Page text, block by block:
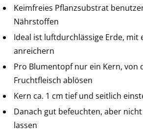
Keimfreies Pflanzsubstrat
Nährstoffen
Ideal ist luftdurchlässige Erde, mit
anreichern
Pro Blumentopf nur ein Kern, von
Fruchtfleisch ablösen
Kern ca. 1 cm tief und seitlich
Danach gut befeuchten, aber
lassen